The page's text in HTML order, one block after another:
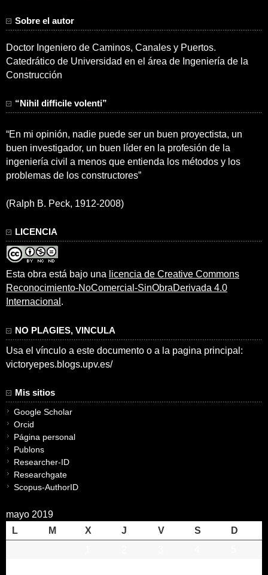
Sobre el autor
Doctor Ingeniero de Caminos, Canales y Puertos.
Catedrático de Universidad en el área de Ingeniería de la
Construcción
“Nihil difficile volenti”
“En mi opinión, nadie puede ser un buen proyectista, un
buen investigador, un buen líder en la profesión de la
ingeniería civil a menos que entienda los métodos y los
problemas de los constructores”
(Ralph B. Peck, 1912-2008)
LICENCIA
Esta obra está bajo una licencia de Creative Commons
Reconocimiento-NoComercial-SinObraDerivada 4.0
Internacional .
NO PLAGIES, VINCULA
Usa el vínculo a este documento o a la pagina principal:
victoryepes.blogs.upv.es/
Mis sitios
Google Scholar
Orcid
Página personal
Publons
Researcher-ID
Researchgate
Scopus-AuthorID
mayo 2019
L
M X J V S
D